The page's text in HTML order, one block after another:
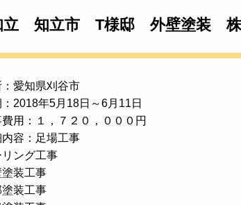
立 知立市 T様邸 外壁塗装 株
愛知県刈谷市
：2018年5月18日～6月11日
費用：１，７２０，０００円
容：足場工事
リング工事
装工事
装工事